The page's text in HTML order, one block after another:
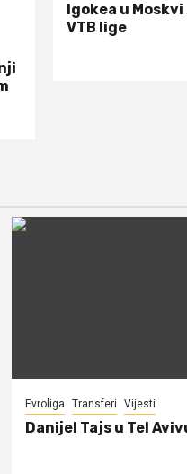
Igokea u
VTB lige
Evroliga Transferi Vijesti
Danijel Tajs u Tel